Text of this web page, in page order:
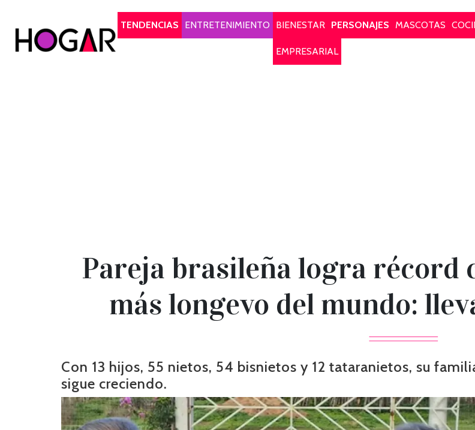
TENDENCIAS
ENTRETENIMIENTO BIENESTAR PERSONAJES MASCOTAS
EMPRESARIAL
Pareja brasileña logra récord
más longevo del mundo:
Con 13 hijos, 55 nietos, 54 bisnietos y 12 tataranietos, su
sigue creciendo.